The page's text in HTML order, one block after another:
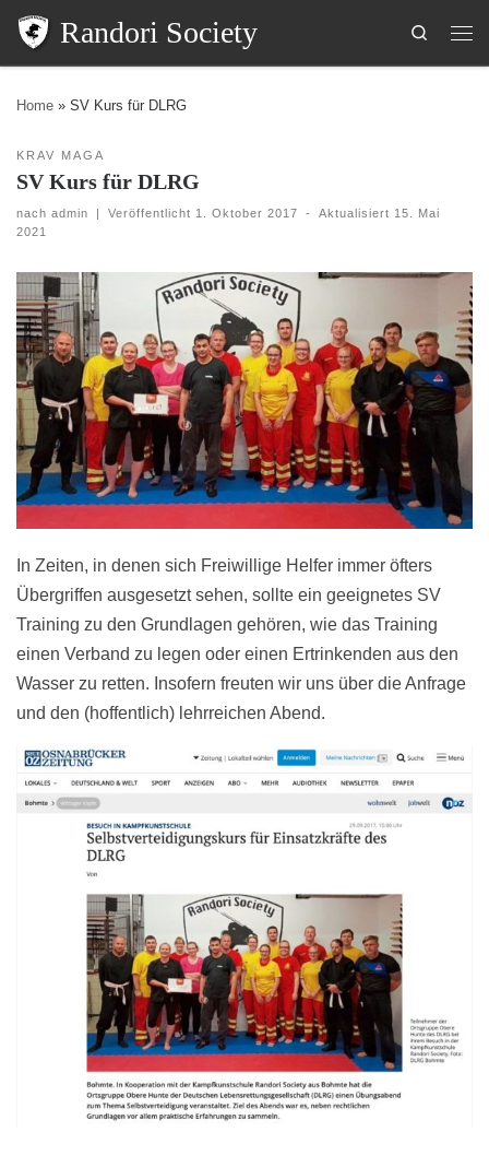
Randori Society Search
Home » SV Kurs für DLRG
KRAV MAGA
SV Kurs für DLRG
nach admin | Veröffentlicht 1. Oktober 2017 - Aktualisiert 15. Mai
2021
In Zeiten, in denen sich Freiwillige Helfer immer öfters
Übergriffen ausgesetzt sehen, sollte ein geeignetes SV
Training zu den Grundlagen gehören, wie das Training
einen Verband zu legen oder einen Ertrinkenden aus den
Wasser zu retten. Insofern freuten wir uns über die Anfrage
und den (hoffentlich) lehrreichen Abend.